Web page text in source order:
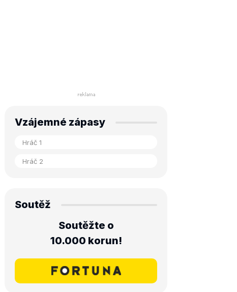
Vzájemné zápasy
Soutěž
Soutěžte o
10.000 korun!